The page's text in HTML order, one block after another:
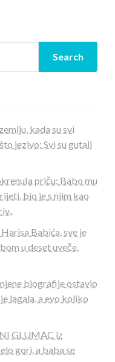
kada su svi
jezivo: Svi su gutali
priču: Babo mu
bio je s njim kao
Babića, sve je
u deset uveče,
biografije ostavio
lagala, a evo koliko
GLUMAC iz
gori, a baba se